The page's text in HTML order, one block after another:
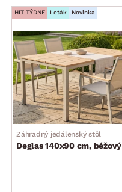
HIT TÝDNE Leták Novinka
Záhradný jedálenský stôl
Deglas 140x90 cm, béžový